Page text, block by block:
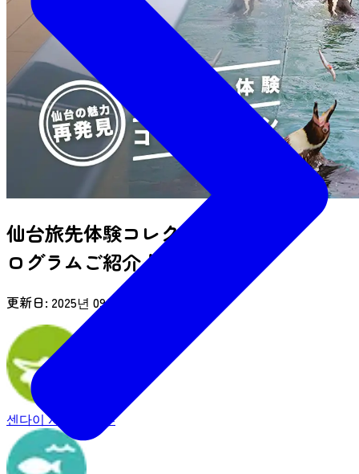
仙台旅先体験コレクション 人気プ
ログラムご紹介！～夏編～
更新日: 2025년 09월 29일
센다이 시내 중심부